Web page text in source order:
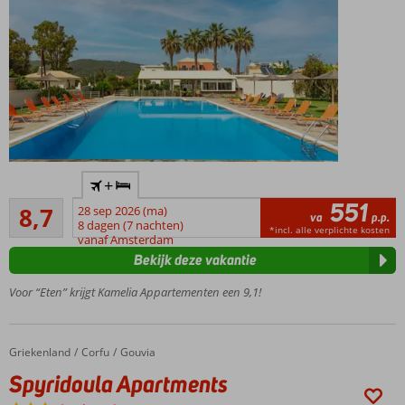
by
Mitsis:
Making
Simple
Special
Kleinschalige
accommodatie
Moderne
studio's en
appartementen
Comfortabele
appartementen
zorgeloos
ligging
8,7
Aanrader
57
beoordelingen
+
28 sep 2026 (ma)
8 dagen (7 nachten)
vanaf Amsterdam
va 551 p.p.
*incl. alle verplichte kosten
Voor “Eten” krijgt Kamelia Appartementen een 9,1!
Bekijk deze vakantie
Home
Griekenland Corfu Gouvia
Spyridoula Apartments
Spyridoula Apartments